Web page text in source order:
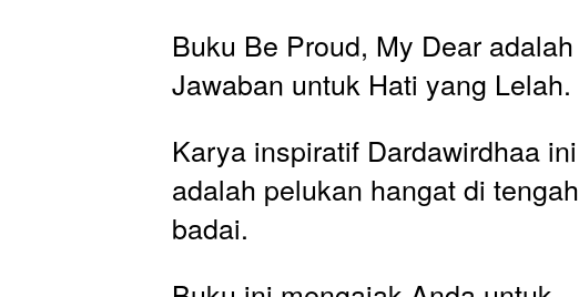
Buku Be Proud, My Dear adalah
Jawaban untuk Hati yang Lelah.
Karya inspiratif Dardawirdhaa ini
adalah pelukan hangat di tengah
badai.